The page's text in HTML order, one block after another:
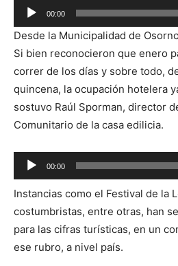
Reproductor
de
audio
00:00
Desde la Municipalidad de
Si bien reconocieron que enero
correr de los días y sobre todo,
quincena, la ocupación hotelera
sostuvo Raúl Sporman, director
Comunitario de la casa edilicia.
Reproductor
de
audio
00:00
Instancias como el Festival de la
costumbristas, entre otras, han
para las cifras turísticas, en un
ese rubro, a nivel país.